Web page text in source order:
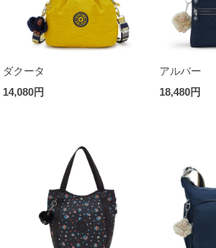
ダクータ
14,080円
アルバー
18,480円